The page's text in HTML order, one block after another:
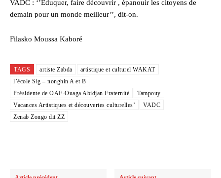
VADC : ‘’Eduquer, faire découvrir , épanouir les citoyens de
demain pour un monde meilleur’’, dit-on.
Filasko Moussa Kaboré
TAGS artiste Zabda
artistique et culturel WAKAT
l’école Sig – nonghin A et B
Présidente de OAF-Ouaga Abidjan Fraternité
Tampouy
Vacances Artistiques et découvertes culturelles’
VADC
Zenab Zongo dit ZZ